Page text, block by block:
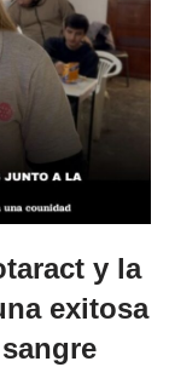
y la
exitosa